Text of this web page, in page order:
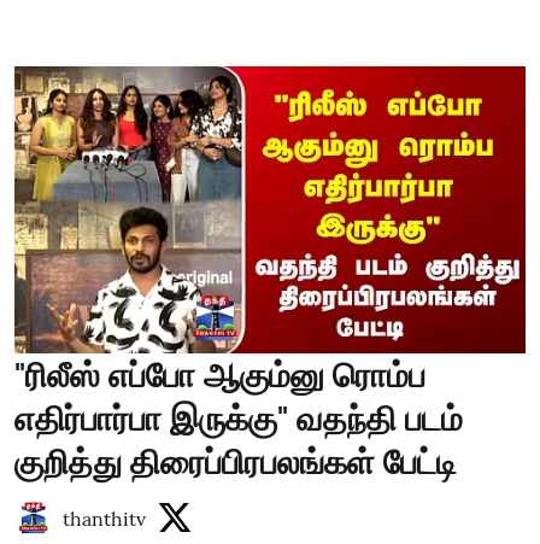
"ரிலீஸ் எப்போ ஆகும்னு ரொம்ப
எதிர்பார்பா இருக்கு" வதந்தி படம்
குறித்து திரைப்பிரபலங்கள் பேட்டி
thanthitv